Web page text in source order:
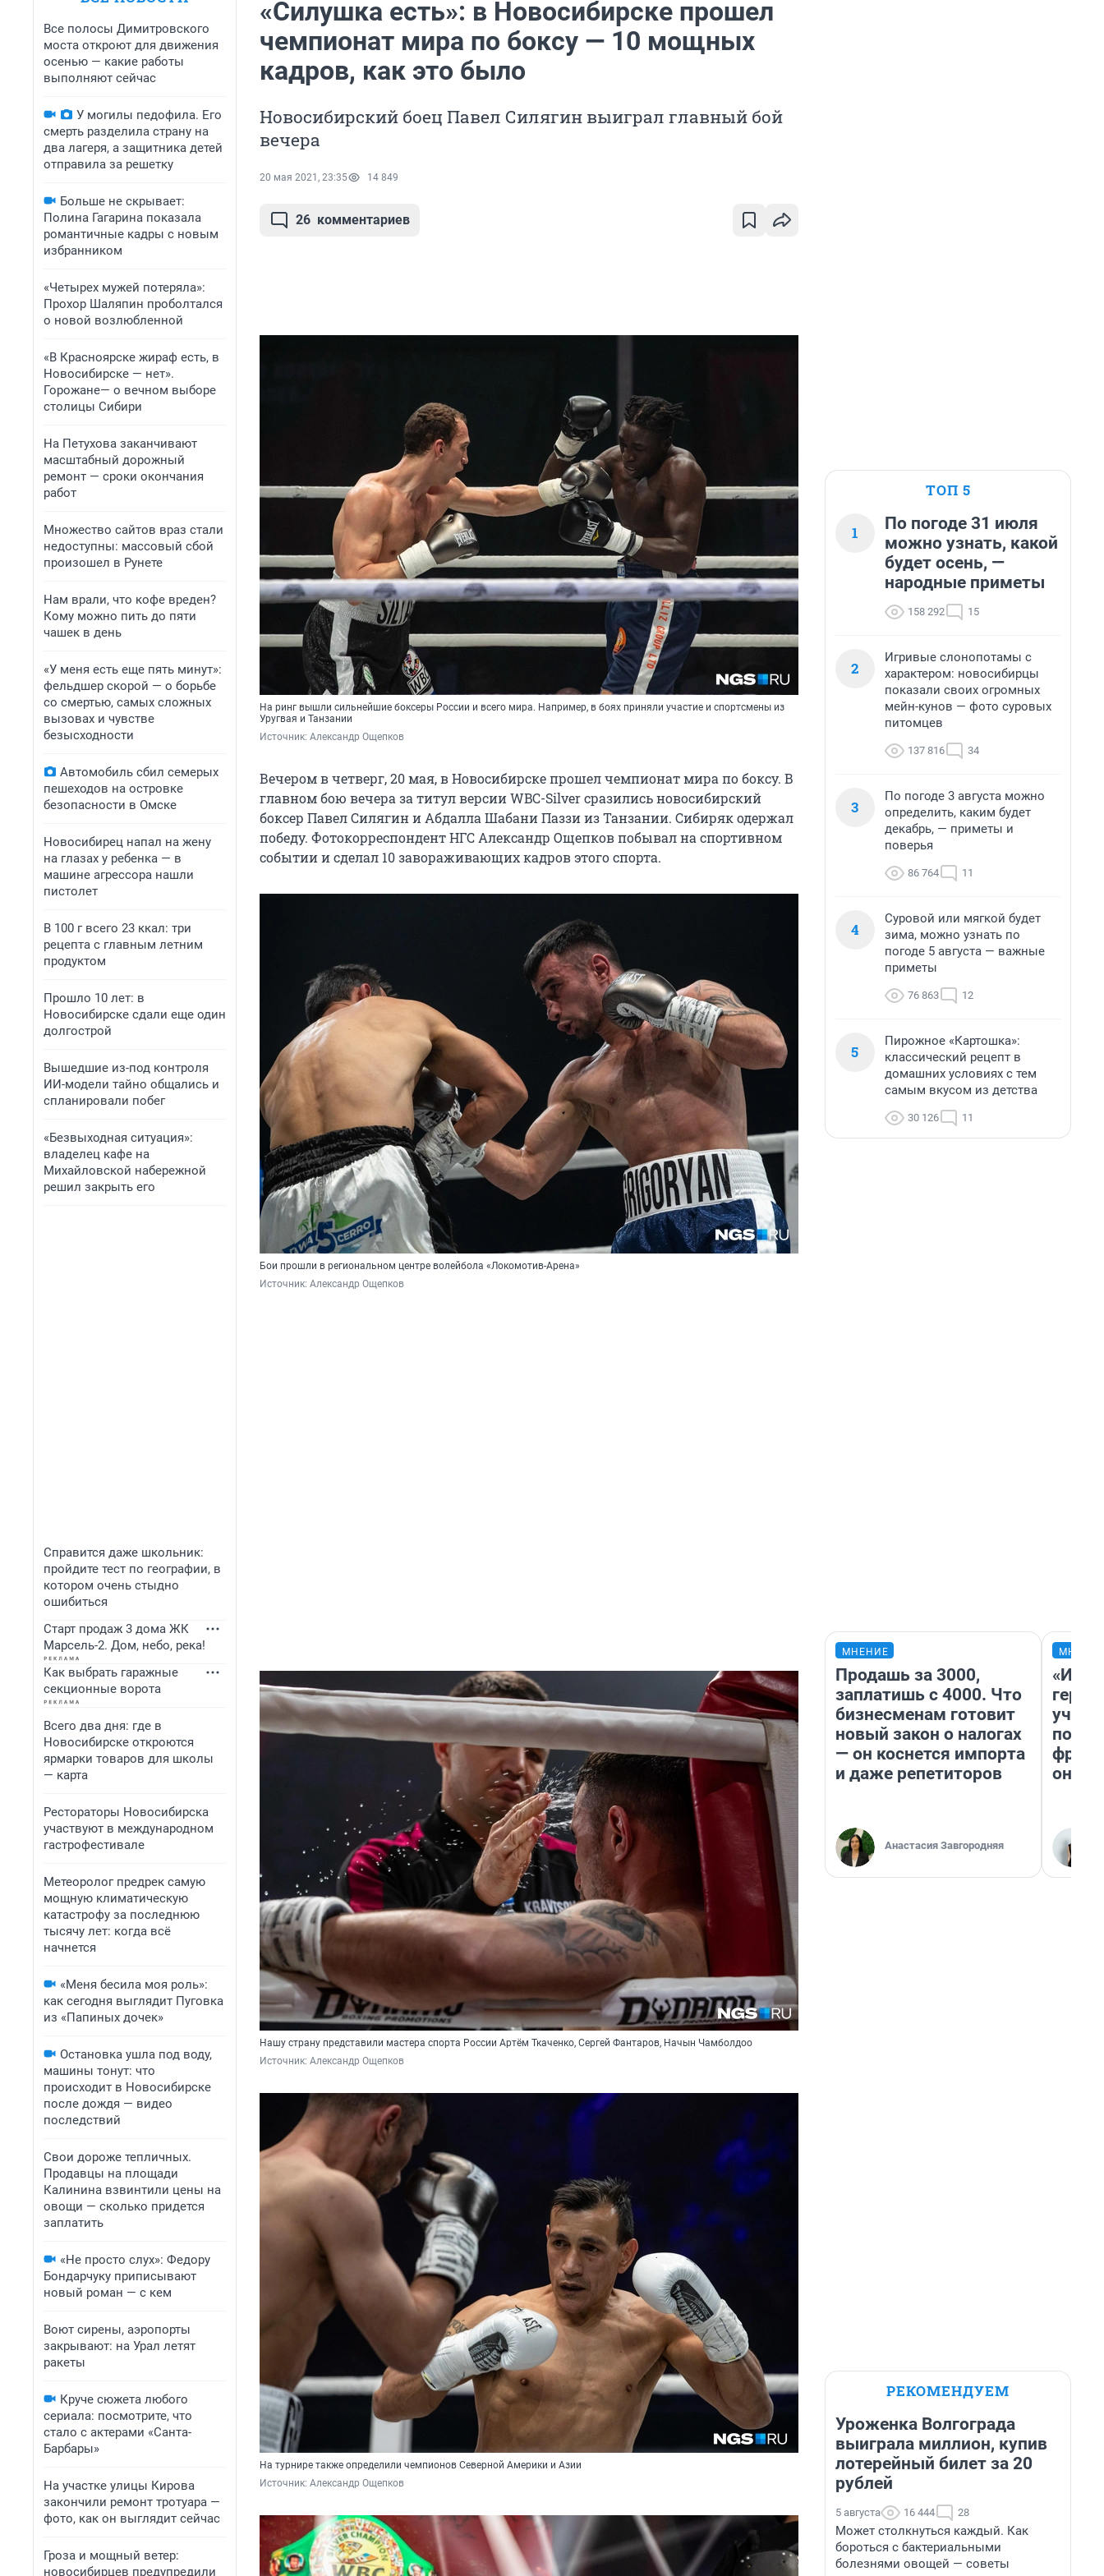
Все полосы Димитровского
моста откроют для движения
осенью — какие работы
выполняют сейчас
У могилы педофила. Его
смерть разделила страну на
два лагеря, а защитника детей
отправила за решетку
Больше не скрывает:
Полина Гагарина показала
романтичные кадры с новым
избранником
«Четырех мужей потеряла»:
Прохор Шаляпин проболтался
о новой возлюбленной
«В Красноярске жираф есть, в
Новосибирске — нет».
Горожане— о вечном выборе
столицы Сибири
На Петухова заканчивают
масштабный дорожный
ремонт — сроки окончания
работ
Множество сайтов враз стали
недоступны: массовый сбой
произошел в Рунете
Нам врали, что кофе вреден?
Кому можно пить до пяти
чашек в день
«У меня есть еще пять минут»:
фельдшер скорой — о борьбе
со смертью, самых сложных
вызовах и чувстве
безысходности
Автомобиль сбил семерых
пешеходов на островке
безопасности в Омске
Новосибирец напал на жену
на глазах у ребенка — в
машине агрессора нашли
пистолет
В 100 г всего 23 ккал: три
рецепта с главным летним
продуктом
Прошло 10 лет: в
Новосибирске сдали еще один
долгострой
Вышедшие из-под контроля
ИИ-модели тайно общались и
спланировали побег
«Безвыходная ситуация»:
владелец кафе на
Михайловской набережной
решил закрыть его
Справится даже школьник:
пройдите тест по географии, в
котором очень стыдно
ошибиться
Старт продаж 3 дома ЖК
Марсель-2. Дом, небо, река!
Как выбрать гаражные
секционные ворота
Всего два дня: где в
Новосибирске откроются
ярмарки товаров для школы
— карта
Рестораторы Новосибирска
участвуют в международном
гастрофестивале
Метеоролог предрек самую
мощную климатическую
катастрофу за последнюю
тысячу лет: когда всё
начнется
«Меня бесила моя роль»:
как сегодня выглядит Пуговка
из «Папиных дочек»
Остановка ушла под воду,
машины тонут: что
происходит в Новосибирске
после дождя — видео
последствий
Свои дороже тепличных.
Продавцы на площади
Калинина взвинтили цены на
овощи — сколько придется
заплатить
«Не просто слух»: Федору
Бондарчуку приписывают
новый роман — с кем
Воют сирены, аэропорты
закрывают: на Урал летят
ракеты
Круче сюжета любого
сериала: посмотрите, что
стало с актерами «Санта-
Барбары»
На участке улицы Кирова
закончили ремонт тротуара —
фото, как он выглядит сейчас
Гроза и мощный ветер:
новосибирцев предупредили
«Силушка есть»: в Новосибирске прошел
чемпионат мира по боксу — 10 мощных
кадров, как это было
Новосибирский боец Павел Силягин выиграл главный бой
вечера
20 мая 2021, 23:35 14 849
26 комментариев
На ринг вышли сильнейшие боксеры России и всего мира. Например, в боях приняли участие и спортсмены из
Уругвая и Танзании
Источник: Александр Ощепков
Вечером в четверг, 20 мая, в Новосибирске прошел чемпионат мира по боксу. В
главном бою вечера за титул версии WBC-Silver сразились новосибирский
боксер Павел Силягин и Абдалла Шабани Паззи из Танзании. Сибиряк одержал
победу. Фотокорреспондент НГС Александр Ощепков побывал на спортивном
событии и сделал 10 завораживающих кадров этого спорта.
Бои прошли в региональном центре волейбола «Локомотив-Арена»
Источник: Александр Ощепков
Нашу страну представили мастера спорта России Артём Ткаченко, Сергей Фантаров, Начын Чамболдоо
Источник: Александр Ощепков
На турнире также определили чемпионов Северной Америки и Азии
Источник: Александр Ощепков
ТОП 5
1
По погоде 31 июля
можно узнать, какой
будет осень, —
народные приметы
158 292 15
2
Игривые слонопотамы с
характером: новосибирцы
показали своих огромных
мейн-кунов — фото суровых
питомцев
137 816 34
3
По погоде 3 августа можно
определить, каким будет
декабрь, — приметы и
поверья
86 764 11
4
Суровой или мягкой будет
зима, можно узнать по
погоде 5 августа — важные
приметы
76 863 12
5
Пирожное «Картошка»:
классический рецепт в
домашних условиях с тем
самым вкусом из детства
30 126 11
МНЕНИЕ
Продашь за 3000,
заплатишь с 4000. Что
бизнесменам готовит
новый закон о налогах
— он коснется импорта
и даже репетиторов
Анастасия Завгородняя
учит
она
РЕКОМЕНДУЕМ
Уроженка Волгограда
выиграла миллион, купив
лотерейный билет за 20
рублей
5 августа 16 444 28
Может столкнуться каждый. Как
бороться с бактериальными
болезнями овощей — советы